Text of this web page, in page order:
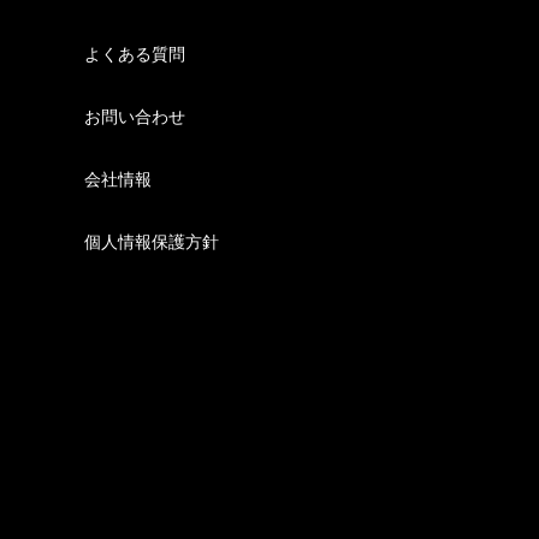
よくある質問
お問い合わせ
会社情報
個人情報保護方針